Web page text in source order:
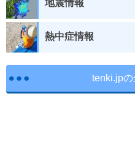
地震情報
熱中症情報
tenki.jp